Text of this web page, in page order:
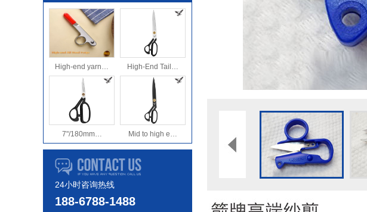
High-end yarn… High-End Tail…
7"/180mm… Mid to high e…
24小时咨询热线
188-6788-1488